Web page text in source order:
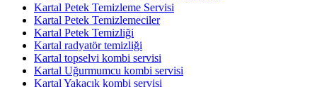
Kartal Petek Temizleme Servisi
Kartal Petek Temizlemeciler
Kartal Petek Temizliği
Kartal radyatör temizliği
Kartal topselvi kombi servisi
Kartal Uğurmumcu kombi servisi
Kartal Yakacık kombi servisi